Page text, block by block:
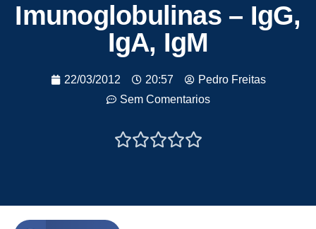
Imunoglobulinas – IgG,
IgA, IgM
22/03/2012 20:57
Pedro Freitas
Sem Comentarios
